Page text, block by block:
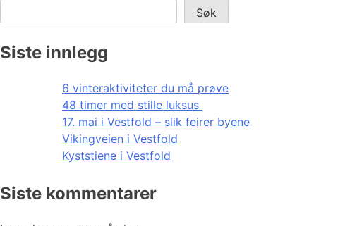
Søk
Siste innlegg
6 vinteraktiviteter du må prøve
48 timer med stille luksus
17. mai i Vestfold – slik feirer byene
Vikingveien i Vestfold
Kyststiene i Vestfold
Siste kommentarer